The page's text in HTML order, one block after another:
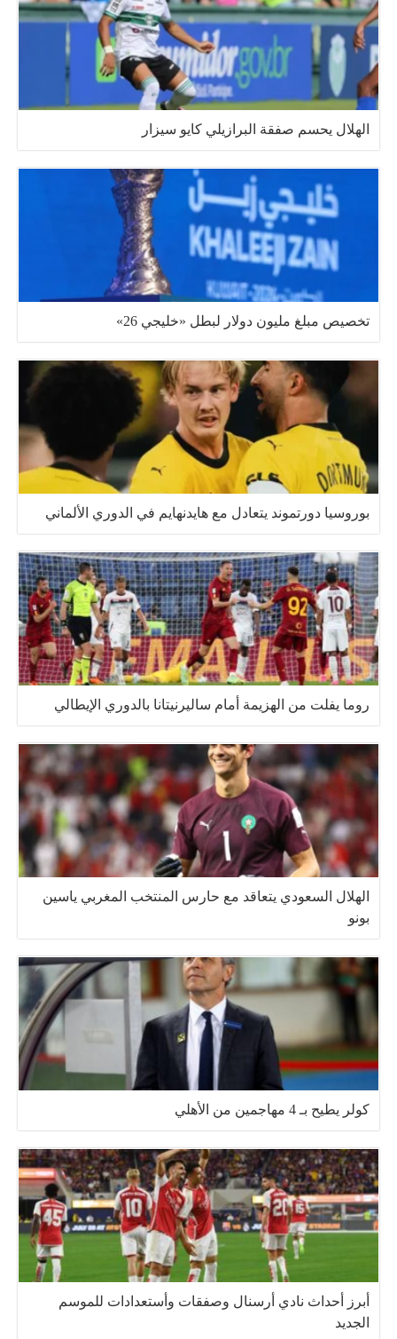
الهلال يحسم صفقة البرازيلي كايو سيزار
تخصيص مبلغ مليون دولار لبطل «خليجي 26»
بوروسيا دورتموند يتعادل مع هايدنهايم في الدوري الألماني
روما يفلت من الهزيمة أمام ساليرنيتانا بالدوري الإيطالي
الهلال السعودي يتعاقد مع حارس المنتخب المغربي ياسين
بونو
كولر يطيح بـ 4 مهاجمين من الأهلي
أبرز أحداث نادي أرسنال وصفقات وأستعدادات للموسم
الجديد